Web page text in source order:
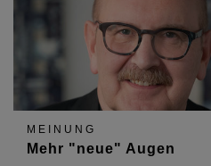
MEINUNG
Mehr "neue" Augen